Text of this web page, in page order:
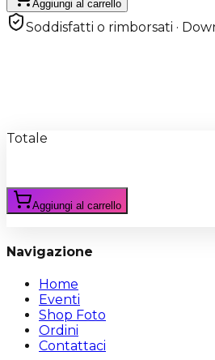
Aggiungi al carrello
Soddisfatti o rimborsati ·
Totale
Aggiungi al carrello
Navigazione
Home
Eventi
Shop Foto
Ordini
Contattaci